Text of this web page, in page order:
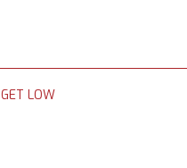
GET LOW